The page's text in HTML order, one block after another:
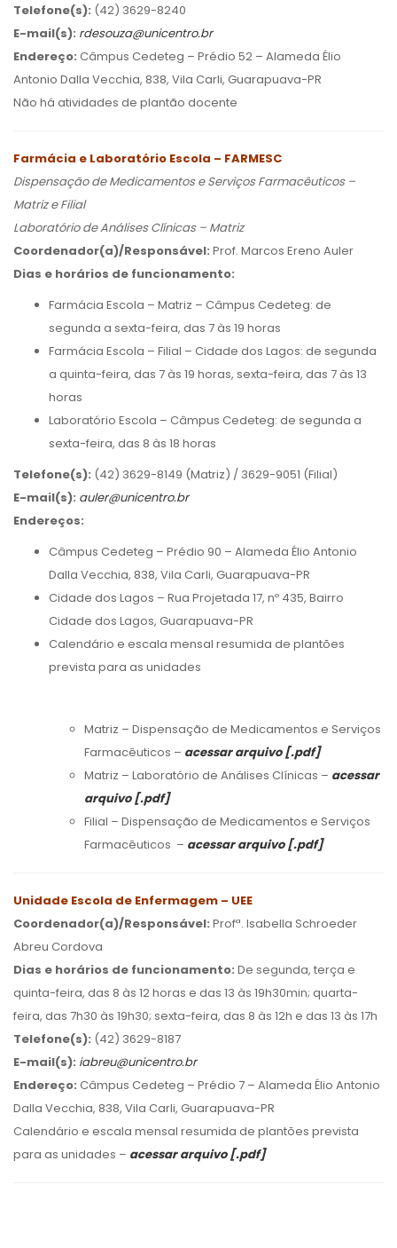
Telefone(s): (42) 3629-8240
E-mail(s): rdesouza@unicentro.br
Endereço: Câmpus Cedeteg – Prédio 52 – Alameda Élio
Antonio Dalla Vecchia, 838, Vila Carli, Guarapuava-PR
Não há atividades de plantão docente
Farmácia e Laboratório Escola – FARMESC
Dispensação de Medicamentos e Serviços Farmacêuticos –
Matriz e Filial
Laboratório de Análises Clínicas – Matriz
Coordenador(a)/Responsável: Prof. Marcos Ereno Auler
Dias e horários de funcionamento:
Farmácia Escola – Matriz – Câmpus Cedeteg: de
segunda a sexta-feira, das 7 às 19 horas
Farmácia Escola – Filial – Cidade dos Lagos: de segunda
a quinta-feira, das 7 às 19 horas, sexta-feira, das 7 às 13
horas
Laboratório Escola – Câmpus Cedeteg: de segunda a
sexta-feira, das 8 às 18 horas
Telefone(s): (42) 3629-8149 (Matriz) / 3629-9051 (Filial)
E-mail(s): auler@unicentro.br
Endereços:
Câmpus Cedeteg – Prédio 90 – Alameda Élio Antonio
Dalla Vecchia, 838, Vila Carli, Guarapuava-PR
Cidade dos Lagos – Rua Projetada 17, nº 435, Bairro
Cidade dos Lagos, Guarapuava-PR
Calendário e escala mensal resumida de plantões
prevista para as unidades
Matriz – Dispensação de Medicamentos e Serviços
Farmacêuticos – acessar arquivo [.pdf]
Matriz – Laboratório de Análises Clínicas – acessar
arquivo [.pdf]
Filial – Dispensação de Medicamentos e Serviços
Farmacêuticos – acessar arquivo [.pdf]
Unidade Escola de Enfermagem – UEE
Coordenador(a)/Responsável: Profª. Isabella Schroeder
Abreu Cordova
Dias e horários de funcionamento: De segunda, terça e
quinta-feira, das 8 às 12 horas e das 13 às 19h30min; quarta-
feira, das 7h30 às 19h30; sexta-feira, das 8 às 12h e das 13 às 17h
Telefone(s): (42) 3629-8187
E-mail(s): iabreu@unicentro.br
Endereço: Câmpus Cedeteg – Prédio 7 – Alameda Élio Antonio
Dalla Vecchia, 838, Vila Carli, Guarapuava-PR
Calendário e escala mensal resumida de plantões prevista
para as unidades – acessar arquivo [.pdf]